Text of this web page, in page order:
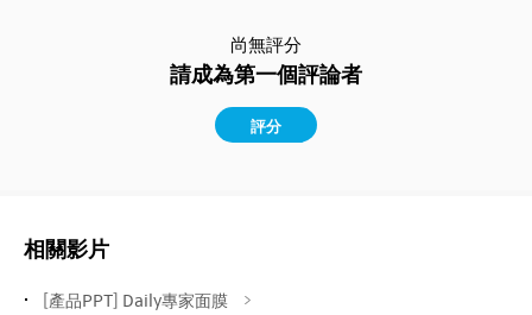
尚無評分
請成為第一個評論者
評分
相關影片
[產品PPT] Daily專家面膜